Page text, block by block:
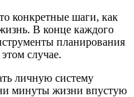
конкретные шаги, как
В конце каждого
планирования
случае.
личную систему
минуты жизни впустую